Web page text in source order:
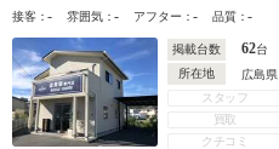
接客：- 雰囲気：- アフター：- 品質：-
掲載台数 62台
所在地
広島県
スタッフ
買取
クチコミ